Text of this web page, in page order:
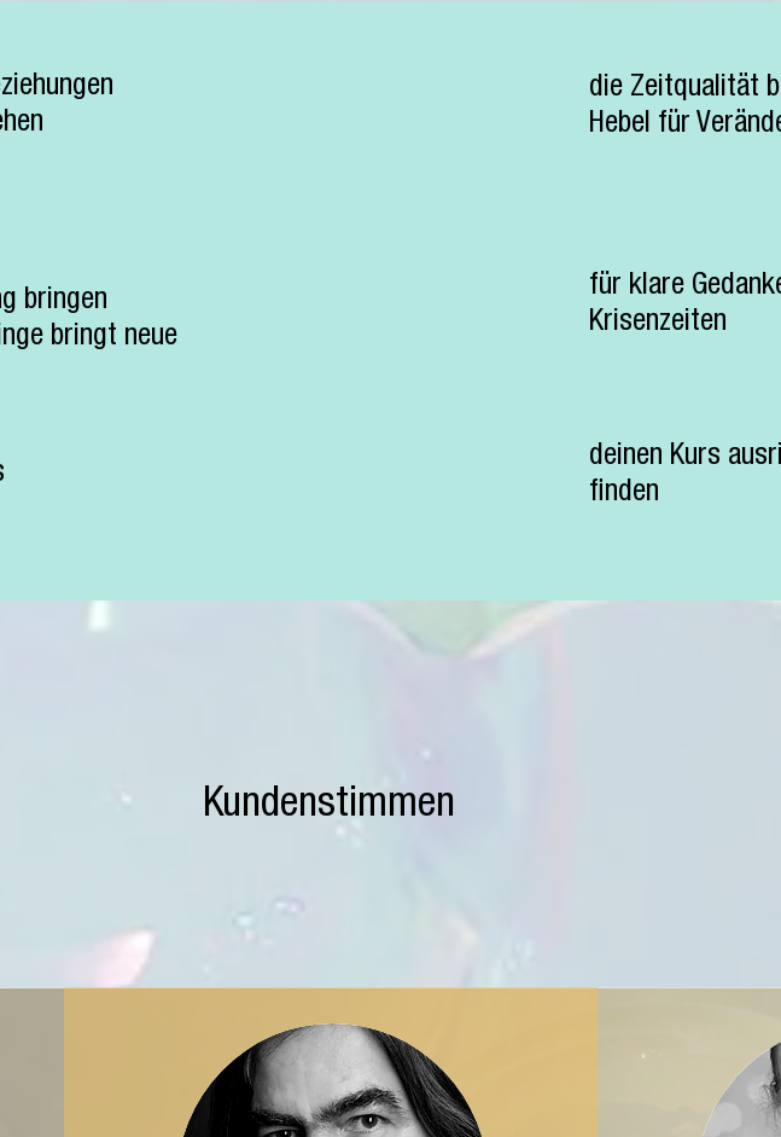
bringen
bringt neue
die Zeitqualität
Hebel für
für klare
Krisenzeiten
deinen Kurs
finden
Kundenstimmen